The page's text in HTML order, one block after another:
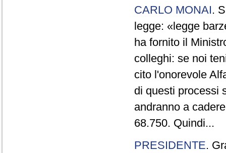
CARLO MONAI.
legge: «legge
ha fornito il
colleghi: se noi
cito l'onorevole
di questi processi
andranno a
68.750. Quindi...
PRESIDENTE.